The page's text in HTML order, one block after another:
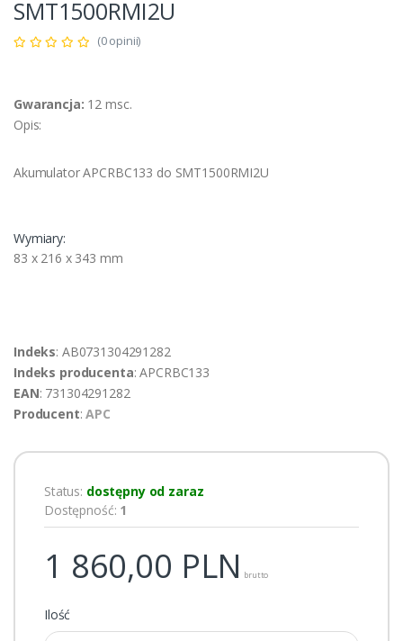
SMT1500RMI2U
(0 opinii)
Gwarancja: 12 msc.
Opis:
Akumulator APCRBC133 do SMT1500RMI2U
Wymiary:
83 x 216 x 343 mm
Indeks: AB0731304291282
Indeks producenta: APCRBC133
EAN: 731304291282
Producent:APC
Status: dostępny od zaraz
Dostępność: 1
1 860,00 PLN brutto
Ilość